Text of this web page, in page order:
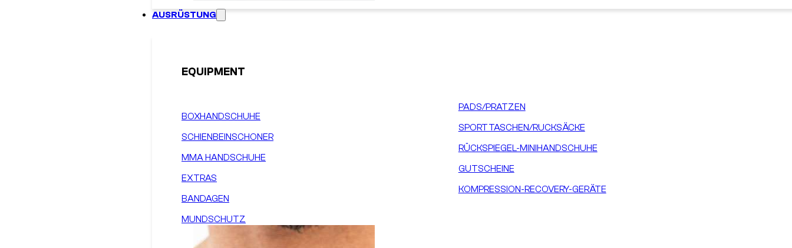
AUSRÜSTUNG
EQUIPMENT
BOXHANDSCHUHE
SCHIENBEINSCHONER
MMA HANDSCHUHE
EXTRAS
BANDAGEN
MUNDSCHUTZ
PADS/PRATZEN
SPORTTASCHEN/RUCKSÄCKE
RÜCKSPIEGEL-MINIHANDSCHUHE
GUTSCHEINE
KOMPRESSION-RECOVERY-GERÄTE